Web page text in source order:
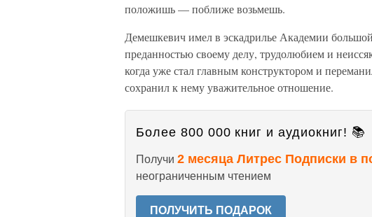
положишь — поближе возьмешь.
Демешкевич имел в эскадрилье Академии
преданностью своему делу, трудолюбием и
когда уже стал главным конструктором и
сохранил к нему уважительное отношение.
Более 800 000 книг и аудиокниг! 📚
Получи 2 месяца Литрес Подписки в
неограниченным чтением
ПОЛУЧИТЬ ПОДАРОК